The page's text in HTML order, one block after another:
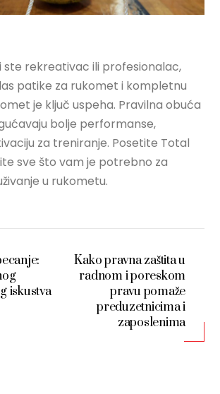
ste rekreativac ili profesionalac,
patike za rukomet i kompletnu
je ključ uspeha. Pravilna obuća
bolje performanse,
za treniranje. Posetite Total
sve što vam je potrebno za
u rukometu.
iskustva
Kako pravna zaštita u
radnom i poreskom
pravu pomaže
preduzetnicima i
zaposlenima